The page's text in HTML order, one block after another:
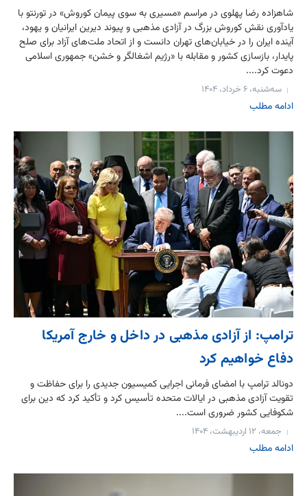
شاهزاده رضا پهلوی در مراسم «مسیری به سوی پیمان کوروش» در تورنتو با
یادآوری نقش کوروش بزرگ در آزادی مذهبی و پیوند دیرین ایرانیان و یهود،
آینده ایران را در خیابان‌های تهران دانست و از اتحاد ملت‌های آزاد برای صلح
پایدار، بازسازی کشور و مقابله با «رژیم اشغالگر و خشن» جمهوری اسلامی
دعوت کرد....
سه‌شنبه، ۶ خرداد، ۱۴۰۴
ادامه مطلب
ترامپ: از آزادی مذهبی در داخل و خارج آمریکا
دفاع خواهیم کرد
دونالد ترامپ با امضای فرمانی اجرایی کمیسیون جدیدی را برای حفاظت و
تقویت آزادی مذهبی در ایالات متحده تأسیس کرد و تأکید کرد که دین برای
شکوفایی کشور ضروری است....
جمعه، ۱۲ اردیبهشت، ۱۴۰۴
ادامه مطلب